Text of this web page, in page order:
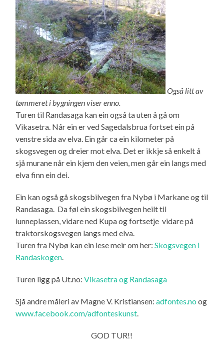
Også litt av
tømmeret i bygningen viser enno.
Turen til Randasaga kan ein også ta uten å gå om
Vikasetra. Når ein er ved Sagedalsbrua fortset ein på
venstre sida av elva. Ein går ca ein kilometer på
skogsvegen og dreier mot elva. Det er ikkje så enkelt å
sjå murane når ein kjem den veien, men går ein langs med
elva finn ein dei.
Ein kan også gå skogsbilvegen fra Nybø i Markane og til
Randasaga. Da føl ein skogsbilvegen heilt til
lunneplassen, vidare ned Kupa og fortsetje vidare på
traktorskogsvegen langs med elva.
Turen fra Nybø kan ein lese meir om her: Skogsvegen i
Randaskogen.
Turen ligg på Ut.no: Vikasetra og Randasaga
Sjå andre måleri av Magne V. Kristiansen: adfontes.no og
www.facebook.com/adfonteskunst.
GOD TUR!!